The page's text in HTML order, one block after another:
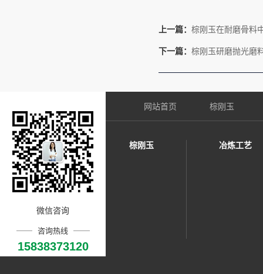
上一篇： 棕刚玉在耐磨骨料
下一篇： 棕刚玉研磨抛光磨
微信咨询
咨询热线
15838373120
网站首页 棕刚玉
棕刚玉 冶炼工艺